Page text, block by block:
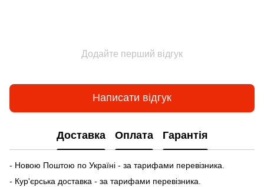
Додайте перший відгук
Написати відгук
Доставка Оплата Гарантія
- Новою Поштою по Україні - за тарифами перевізника.
- Кур'єрська доставка - за тарифами перевізника.